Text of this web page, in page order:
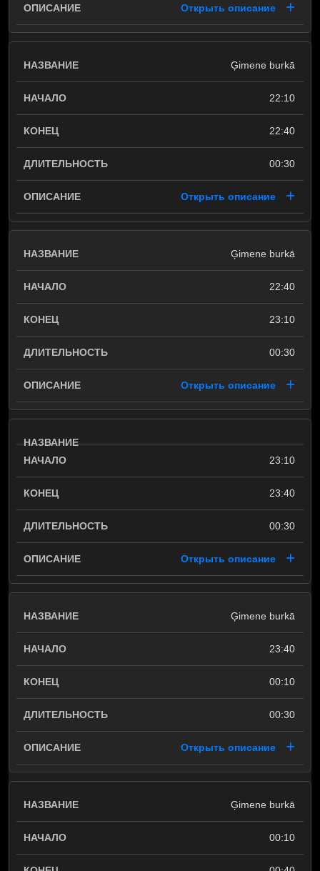
Открыть описание
Ģimene burkā
22:10
22:40
00:30
Открыть описание
Ģimene burkā
22:40
23:10
00:30
Открыть описание
23:10
23:40
00:30
Открыть описание
Ģimene burkā
23:40
00:10
00:30
Открыть описание
Ģimene burkā
00:10